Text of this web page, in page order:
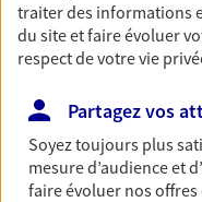
Épargne
Réalisez vos
immobilier, études
du monde…
simplement, selon
traiter des informations
du site et faire évoluer
respect de votre vie
Partagez vos
Soyez toujours plus
mesure d’audience et
faire évoluer nos offres